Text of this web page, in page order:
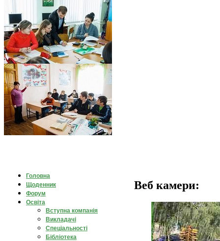
Головна
Щоденник
Форум
Освіта
Вступна компанія
Викладачі
Спеціальності
Бібліотека
Веб камери: